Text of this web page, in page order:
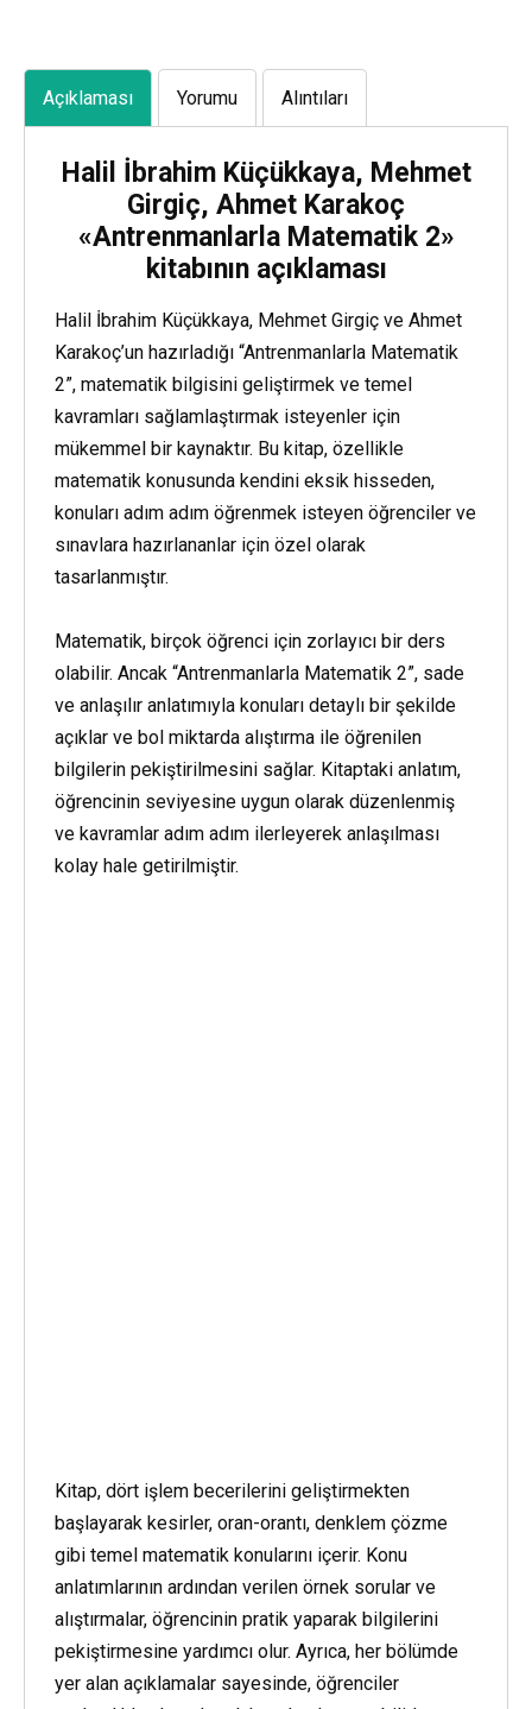
Açıklaması Yorumu Alıntıları
Halil İbrahim Küçükkaya, Mehmet
Girgiç, Ahmet Karakoç
«Antrenmanlarla Matematik 2»
kitabının açıklaması
Halil İbrahim Küçükkaya, Mehmet Girgiç ve Ahmet
Karakoç’un hazırladığı “Antrenmanlarla Matematik
2”, matematik bilgisini geliştirmek ve temel
kavramları sağlamlaştırmak isteyenler için
mükemmel bir kaynaktır. Bu kitap, özellikle
matematik konusunda kendini eksik hisseden,
konuları adım adım öğrenmek isteyen öğrenciler ve
sınavlara hazırlananlar için özel olarak
tasarlanmıştır.
Matematik, birçok öğrenci için zorlayıcı bir ders
olabilir. Ancak “Antrenmanlarla Matematik 2”, sade
ve anlaşılır anlatımıyla konuları detaylı bir şekilde
açıklar ve bol miktarda alıştırma ile öğrenilen
bilgilerin pekiştirilmesini sağlar. Kitaptaki anlatım,
öğrencinin seviyesine uygun olarak düzenlenmiş
ve kavramlar adım adım ilerleyerek anlaşılması
kolay hale getirilmiştir.
Kitap, dört işlem becerilerini geliştirmekten
başlayarak kesirler, oran-orantı, denklem çözme
gibi temel matematik konularını içerir. Konu
anlatımlarının ardından verilen örnek sorular ve
alıştırmalar, öğrencinin pratik yaparak bilgilerini
pekiştirmesine yardımcı olur. Ayrıca, her bölümde
yer alan açıklamalar sayesinde, öğrenciler